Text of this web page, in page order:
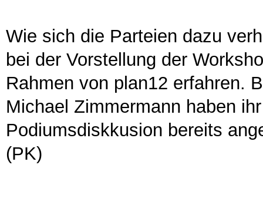
Wie sich die Parteien dazu
bei der Vorstellung der
Rahmen von plan12 erfahren.
Michael Zimmermann haben
Podiumsdiskkusion bereits
(PK)